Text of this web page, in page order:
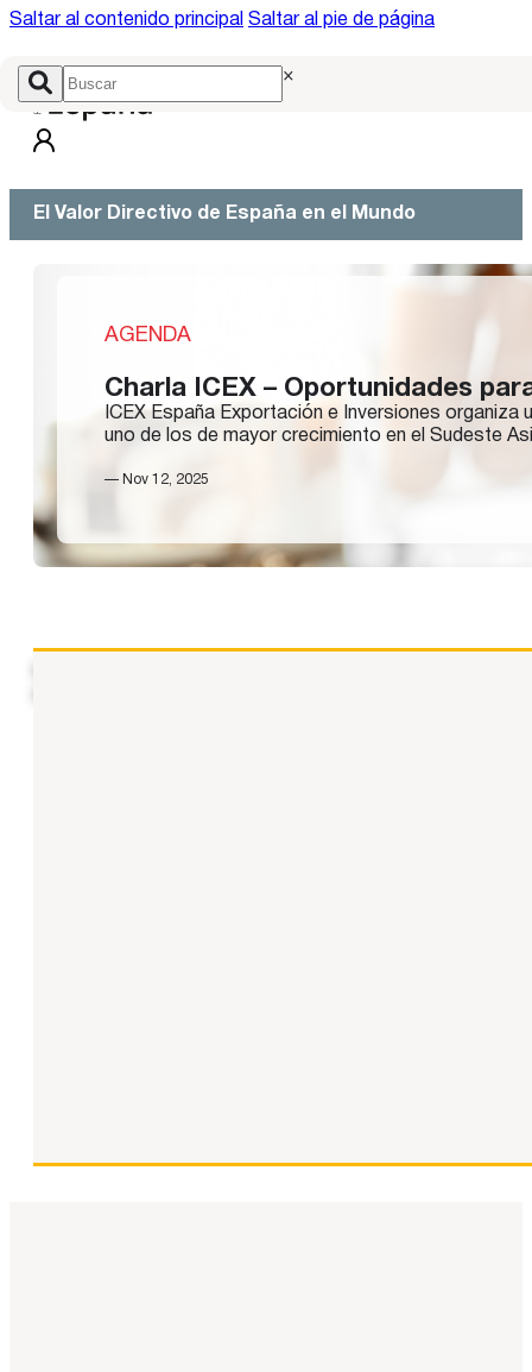
Saltar al contenido principal Saltar al pie de página
×
El Valor Directivo de España en el Mundo
AGENDA
Charla ICEX – Oportunidades
ICEX España Exportación e Inversiones
uno de los de mayor crecimiento en el Sudeste
— Nov 12, 2025